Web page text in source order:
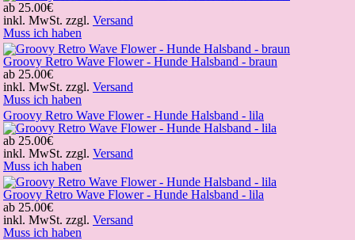
ab 25.00€
inkl. MwSt. zzgl. Versand
Muss ich haben
Groovy Retro Wave Flower - Hunde Halsband - braun
ab 25.00€
inkl. MwSt. zzgl. Versand
Muss ich haben
Groovy Retro Wave Flower - Hunde Halsband - lila
ab 25.00€
inkl. MwSt. zzgl. Versand
Muss ich haben
Groovy Retro Wave Flower - Hunde Halsband - lila
ab 25.00€
inkl. MwSt. zzgl. Versand
Muss ich haben